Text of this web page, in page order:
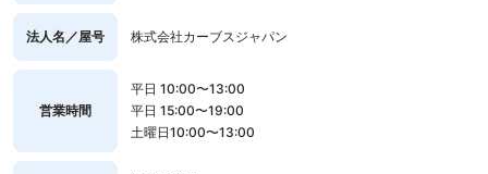
法人名／屋号 株式会社カーブスジャパン
営業時間
平日 10:00〜13:00
平日 15:00〜19:00
土曜日10:00〜13:00